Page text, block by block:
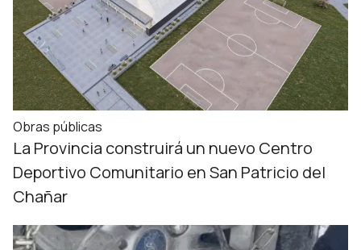
Obras públicas
La Provincia construirá un nuevo Centro
Deportivo Comunitario en San Patricio del
Chañar